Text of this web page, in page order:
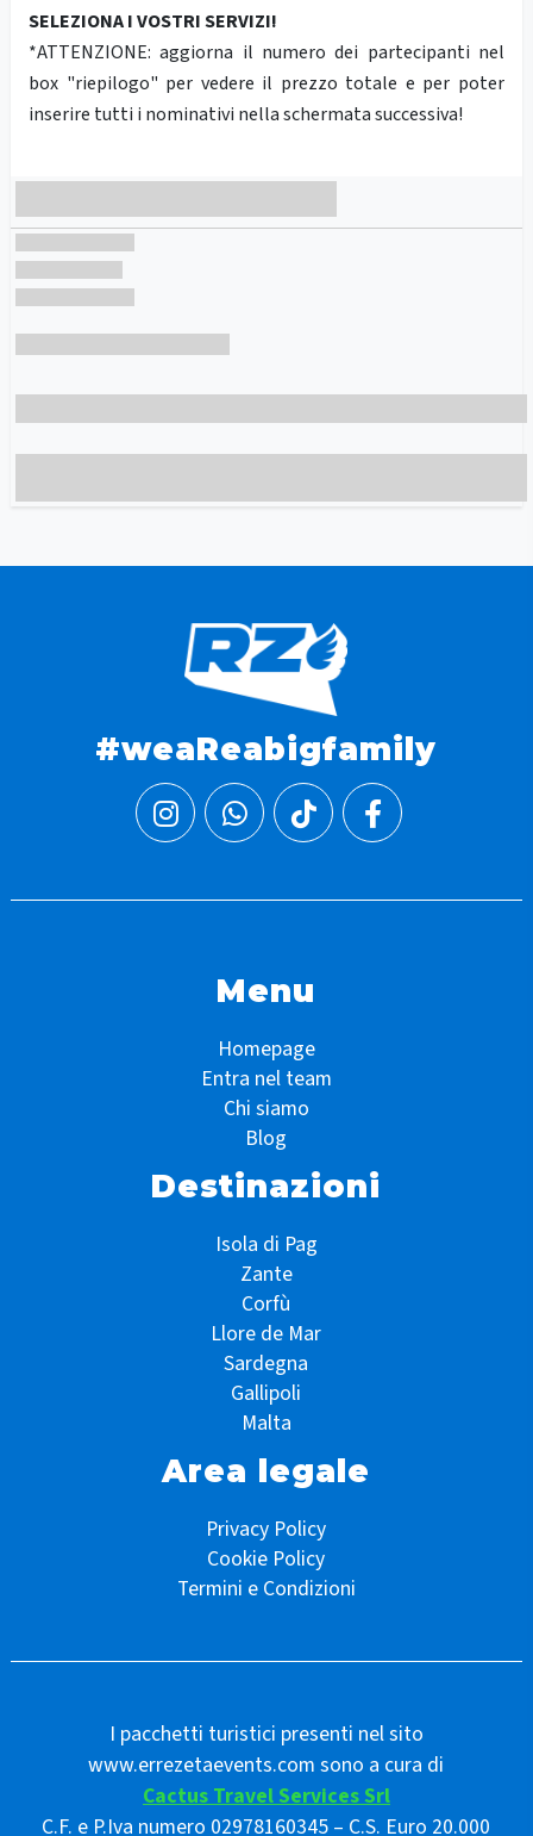
SELEZIONA I VOSTRI SERVIZI!
*ATTENZIONE: aggiorna il numero dei partecipanti nel
box "riepilogo" per vedere il prezzo totale e per poter
inserire tutti i nominativi nella schermata successiva!
#weaReabigfamily
Menu
Homepage
Entra nel team
Chi siamo
Blog
Destinazioni
Isola di Pag
Zante
Corfù
Llore de Mar
Sardegna
Gallipoli
Malta
Area legale
Privacy Policy
Cookie Policy
Termini e Condizioni
I pacchetti turistici presenti nel sito
www.errezetaevents.com sono a cura di
Cactus Travel Services Srl
C.F. e P.Iva numero 02978160345 – C.S. Euro 20.000